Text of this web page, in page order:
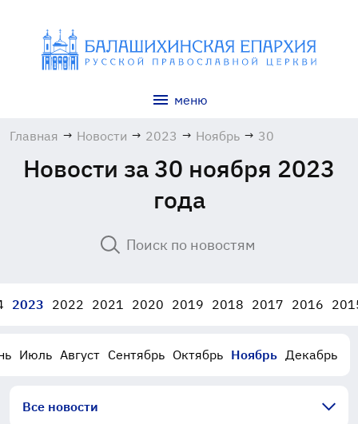
меню
Главная → Новости → 2023 → Ноябрь → 30
Новости за 30 ноября 2023
года
2023 2022 2021 2020 2019 2018 2017 2016
Июль Август Сентябрь Октябрь Ноябрь Декабрь
Все новости